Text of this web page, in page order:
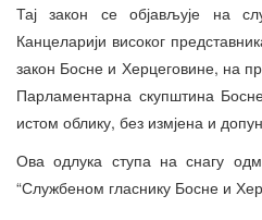
Тај закон се објављује на
Канцеларији високог
закон Босне и Херцеговине, на
Парламентарна скупштина
истом облику, без измјена и
Ова одлука ступа на снагу
“Службеном гласнику Босне и